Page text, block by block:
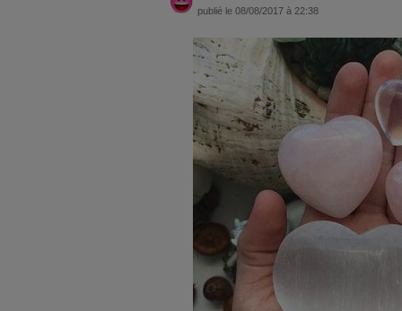
publié le 08/08/2017 à 22:38